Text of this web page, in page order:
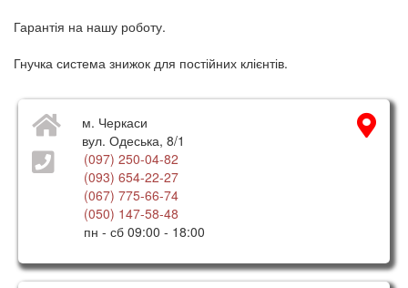
Гарантія на нашу роботу.
Гнучка система знижок для постійних клієнтів.
м. Черкаси
вул. Одеська, 8/1
(097) 250-04-82
(093) 654-22-27
(067) 775-66-74
(050) 147-58-48
пн - сб 09:00 - 18:00